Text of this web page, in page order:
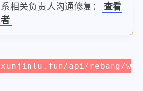
相关负责人沟通修复：
查看
api/rebang/w